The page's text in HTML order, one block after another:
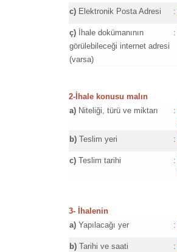
c) Elektronik Posta Adresi :
ç) İhale dokümanının
görülebileceği internet adresi
(varsa)
:
2-İhale konusu malın
a) Niteliği, türü ve miktarı :
b) Teslim yeri :
c) Teslim tarihi :
3- İhalenin
a) Yapılacağı yer :
b) Tarihi ve saati :